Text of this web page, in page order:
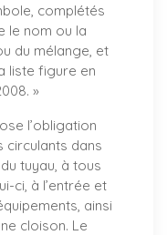
complétés
le nom ou la
du mélange, et
liste figure en
»
l’obligation
circulants dans
tuyau, à tous
ci, à l’entrée et
ainsi
cloison. Le